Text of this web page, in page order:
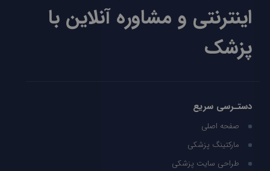
اینترنتی و مشاوره آنلاین با
پزشک
دستـرسی سریع
صفحه اصلی
مارکتینگ پزشکی
طراحی سایت پزشکی